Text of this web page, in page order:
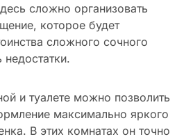
сложно организовать
которое будет
сложного сочного
недостатки.
и туалете можно позволить
максимально яркого
В этих комнатах он точно